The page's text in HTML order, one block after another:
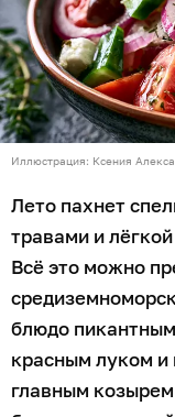
Иллюстрация: Ксения
Лето пахнет
травами и
Всё это можно
блюдо
красным луком и
главным